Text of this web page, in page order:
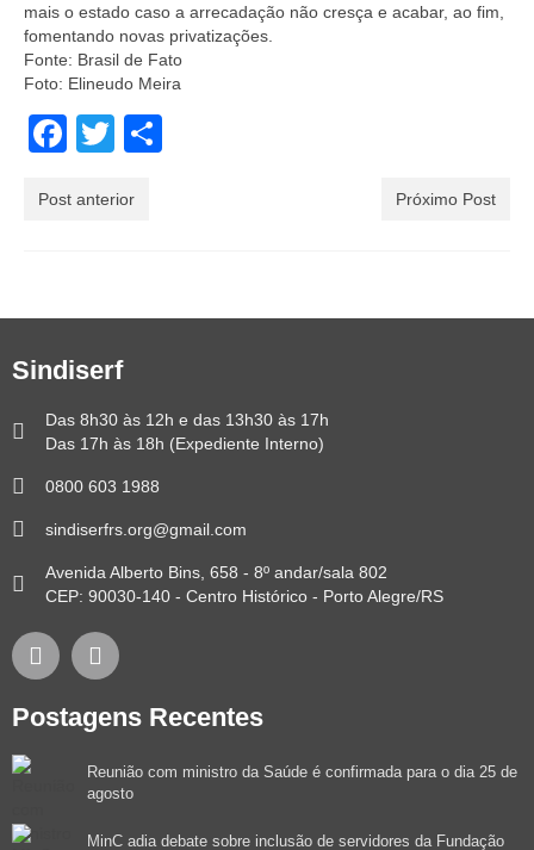
mais o estado caso a arrecadação não cresça e acabar, ao fim,
fomentando novas privatizações.
Fonte: Brasil de Fato
Foto: Elineudo Meira
Facebook
Twitter
Post anterior Próximo Post
Sindiserf
Das 8h30 às 12h e das 13h30 às 17h
Das 17h às 18h (Expediente Interno)
0800 603 1988
sindiserfrs.org@gmail.com
Avenida Alberto Bins, 658 - 8º andar/sala 802
CEP: 90030-140 - Centro Histórico - Porto Alegre/RS
Postagens Recentes
Reunião com ministro da Saúde é confirmada para o dia 25 de
agosto
MinC adia debate sobre inclusão de servidores da Fundação